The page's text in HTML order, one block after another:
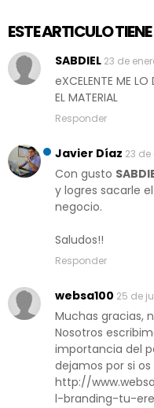
ESTE ARTICULO TIENE
SABDIEL 23 de
eXCELENTE ME
EL MATERIAL
Responder
Javier Díaz 23 de
Con gusto
y logres sacarle
negocio.
Saludos!!
Responder
websa100 25 de
Muchas gracias,
Nosotros
importancia del
dejamos por si os
http://
l-branding-tu-